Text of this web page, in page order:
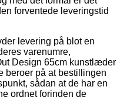
forventede leveringstid
levering på blot en
varenumre,
Design 65cm kunstlæder
beroer på at bestillingen
sådan at de har en
ordnet forinden de